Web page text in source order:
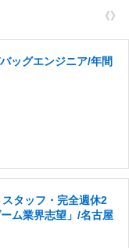
《》
ッグエンジニア/年間
タッフ・完全週休2
ム業界志望」/名古屋